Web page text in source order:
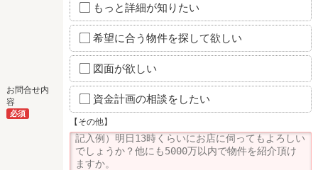
お問合せ内
容
必須
もっと詳細が知りたい
希望に合う物件を探して欲しい
図面が欲しい
資金計画の相談をしたい
【その他】